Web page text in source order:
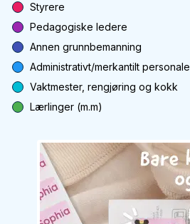
Styrere
Pedagogiske ledere
Annen grunnbemanning
Administrativt/merkantilt personale
Vaktmester, rengjøring og kokk
Lærlinger (m.m)